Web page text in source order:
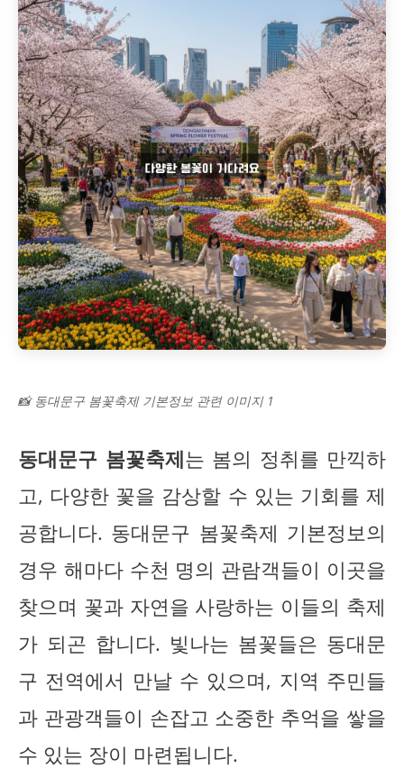
📸 동대문구 봄꽃축제 기본정보 관련 이미지 1
동대문구 봄꽃축제는 봄의 정취를 만끽하
고, 다양한 꽃을 감상할 수 있는 기회를 제
공합니다. 동대문구 봄꽃축제 기본정보의
경우 해마다 수천 명의 관람객들이 이곳을
찾으며 꽃과 자연을 사랑하는 이들의 축제
가 되곤 합니다. 빛나는 봄꽃들은 동대문
구 전역에서 만날 수 있으며, 지역 주민들
과 관광객들이 손잡고 소중한 추억을 쌓을
수 있는 장이 마련됩니다.